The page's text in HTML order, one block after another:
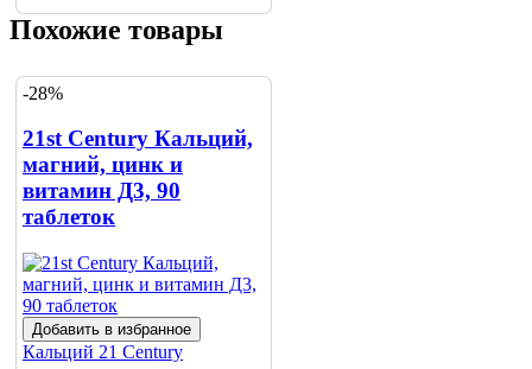
Похожие товары
-28%
21st Century Кальций,
магний, цинк и
витамин Д3, 90
таблеток
Добавить в избранное
Кальций 21 Century